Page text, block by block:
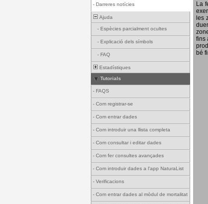
- Darreres notícies
Ajuda
- Espècies parcialment ocultes
- Explicació dels símbols
- FAQ
Estadístiques
Tutorials
- FAQS
- Com registrar-se
- Com entrar dades
- Com introduir una llista completa
- Com consultar i editar dades
- Com fer consultes avançades
- Com introduir dades a l'app NaturaList
- Verificacions
- Com entrar dades al mòdul de mortalitat
La
les
fins
bé